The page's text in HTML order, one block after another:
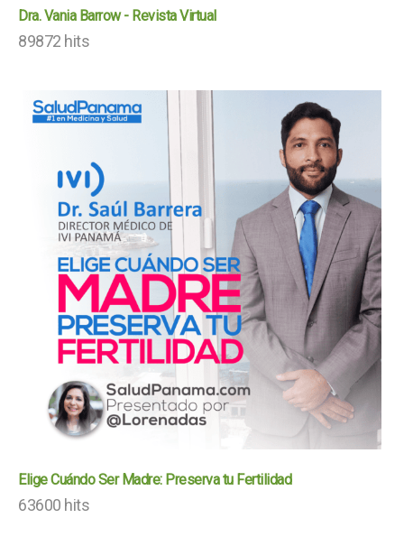
Dra. Vania Barrow - Revista Virtual
89872 hits
Elige Cuándo Ser Madre: Preserva tu Fertilidad
63600 hits